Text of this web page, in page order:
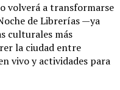
volverá a transformarse
de Librerías —ya
culturales más
la ciudad entre
vivo y actividades para